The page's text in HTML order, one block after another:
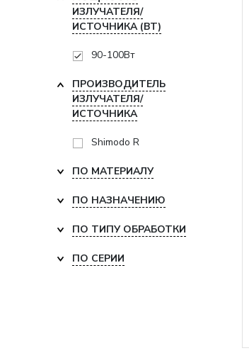
ИЗЛУЧАТЕЛЯ/
ИСТОЧНИКА (ВТ)
90-100Вт
ПРОИЗВОДИТЕЛЬ
ИЗЛУЧАТЕЛЯ/
ИСТОЧНИКА
Shimodo R
ПО МАТЕРИАЛУ
ПО НАЗНАЧЕНИЮ
ПО ТИПУ ОБРАБОТКИ
ПО СЕРИИ